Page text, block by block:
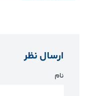
ارسال نظر
نام